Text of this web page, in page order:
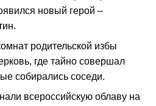
новый герой –
родительской избы
где тайно совершал
собирались соседи.
всероссийскую облаву на